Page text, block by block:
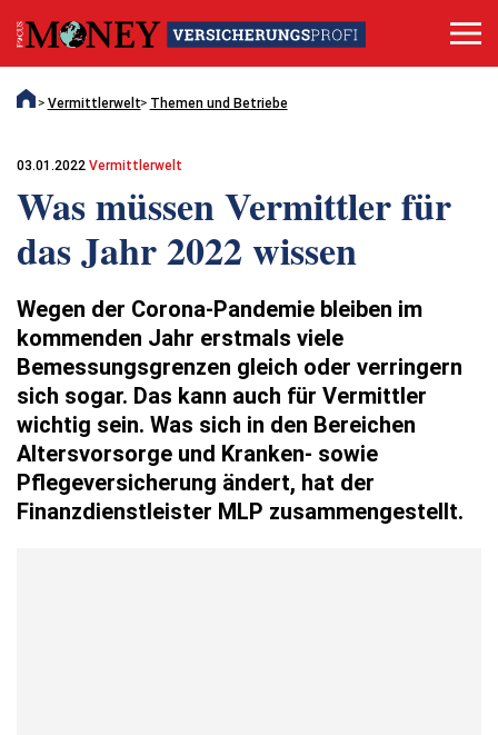
Vermittlerwelt Themen und Betriebe
03.01.2022 Vermittlerwelt
Was müssen Vermittler für
das Jahr 2022 wissen
Wegen der Corona-Pandemie bleiben im
kommenden Jahr erstmals viele
Bemessungsgrenzen gleich oder verringern
sich sogar. Das kann auch für Vermittler
wichtig sein. Was sich in den Bereichen
Altersvorsorge und Kranken- sowie
Pflegeversicherung ändert, hat der
Finanzdienstleister MLP zusammengestellt.